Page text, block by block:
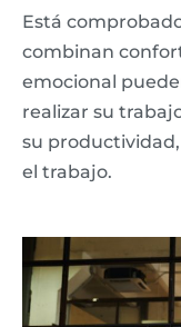
Está
combinan
emocional
realizar su
su
el trabajo.